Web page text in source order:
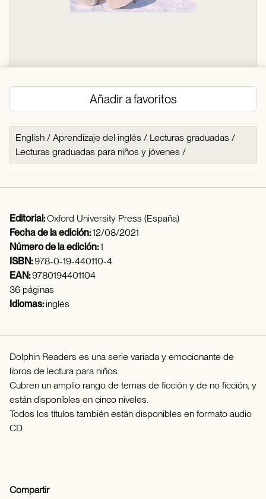
Añadir a favoritos
English / Aprendizaje del inglés / Lecturas graduadas /
Lecturas graduadas para niños y jóvenes /
Editorial:Oxford University Press (España)
Fecha de la edición:12/08/2021
Número de la edición:1
ISBN:978-0-19-440110-4
EAN:9780194401104
36 páginas
Idiomas:inglés
Dolphin Readers es una serie variada y emocionante de
libros de lectura para niños.
Cubren un amplio rango de temas de ficción y de no ficción, y
están disponibles en cinco niveles.
Todos los títulos también están disponibles en formato audio
CD.
Compartir